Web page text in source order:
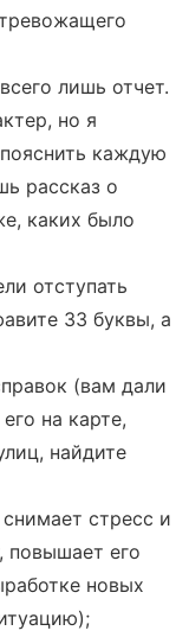
лишь отчет.
но я
каждую
рассказ о
каких было
отступать
33 буквы, а
(вам дали
на карте,
найдите
стресс и
повышает его
новых